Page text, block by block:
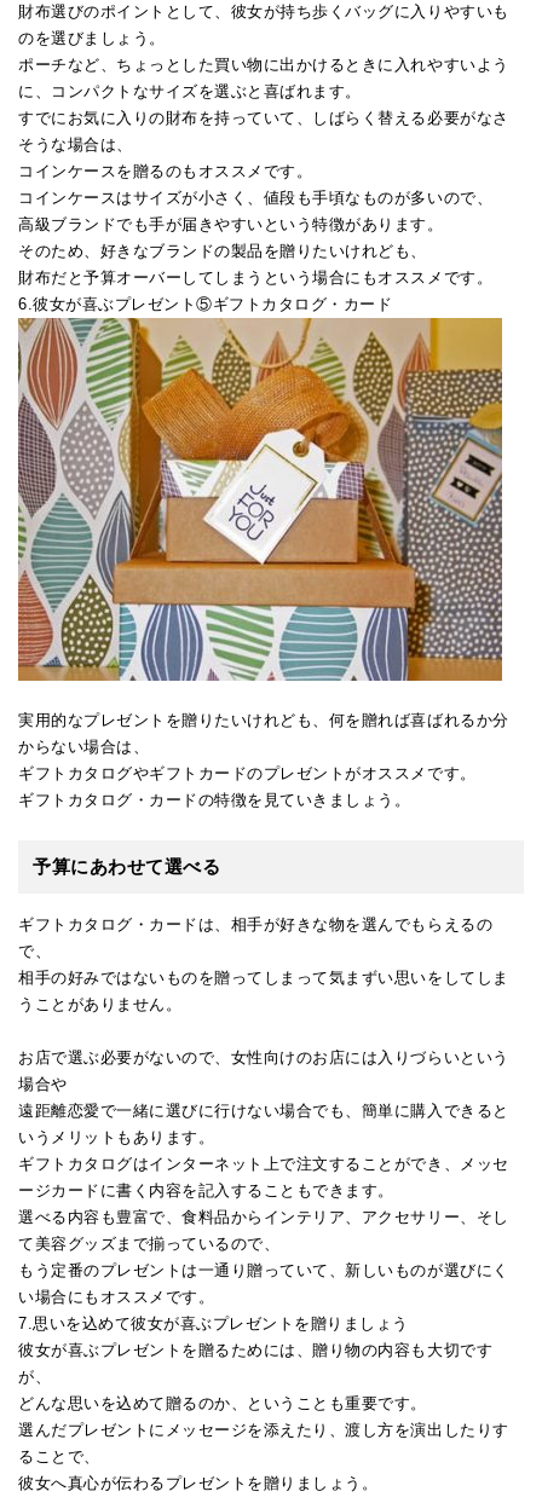
財布選びのポイントとして、彼女が持ち歩くバッグに入りやすいも
のを選びましょう。
ポーチなど、ちょっとした買い物に出かけるときに入れやすいよう
に、コンパクトなサイズを選ぶと喜ばれます。
すでにお気に入りの財布を持っていて、しばらく替える必要がなさ
そうな場合は、
コインケースを贈るのもオススメです。
コインケースはサイズが小さく、値段も手頃なものが多いので、
高級ブランドでも手が届きやすいという特徴があります。
そのため、好きなブランドの製品を贈りたいけれども、
財布だと予算オーバーしてしまうという場合にもオススメです。
6.彼女が喜ぶプレゼント⑤ギフトカタログ・カード
実用的なプレゼントを贈りたいけれども、何を贈れば喜ばれるか分
からない場合は、
ギフトカタログやギフトカードのプレゼントがオススメです。
ギフトカタログ・カードの特徴を見ていきましょう。
予算にあわせて選べる
ギフトカタログ・カードは、相手が好きな物を選んでもらえるの
で、
相手の好みではないものを贈ってしまって気まずい思いをしてしま
うことがありません。
お店で選ぶ必要がないので、女性向けのお店には入りづらいという
場合や
遠距離恋愛で一緒に選びに行けない場合でも、簡単に購入できると
いうメリットもあります。
ギフトカタログはインターネット上で注文することができ、メッセ
ージカードに書く内容を記入することもできます。
選べる内容も豊富で、食料品からインテリア、アクセサリー、そし
て美容グッズまで揃っているので、
もう定番のプレゼントは一通り贈っていて、新しいものが選びにく
い場合にもオススメです。
7.思いを込めて彼女が喜ぶプレゼントを贈りましょう
彼女が喜ぶプレゼントを贈るためには、贈り物の内容も大切です
が、
どんな思いを込めて贈るのか、ということも重要です。
選んだプレゼントにメッセージを添えたり、渡し方を演出したりす
ることで、
彼女へ真心が伝わるプレゼントを贈りましょう。